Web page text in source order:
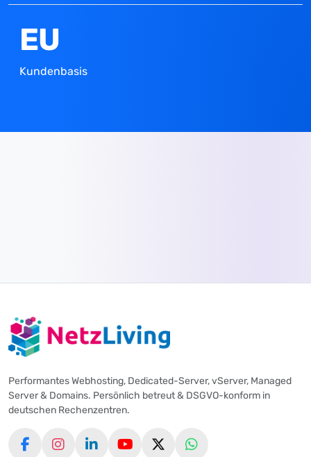
EU
Kundenbasis
Performantes Webhosting, Dedicated-Server, vServer, Managed
Server & Domains. Persönlich betreut & DSGVO-konform in
deutschen Rechenzentren.